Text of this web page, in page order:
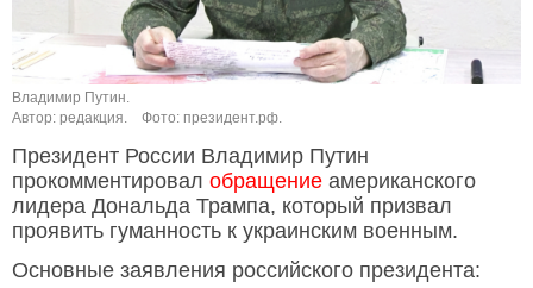
Владимир Путин.
Автор: редакция.
Фото: президент.рф.
Президент России Владимир Путин
прокомментировал обращение американского
лидера Дональда Трампа, который призвал
проявить гуманность к украинским военным.
Основные заявления российского президента: